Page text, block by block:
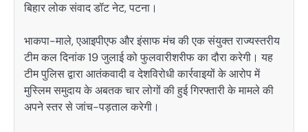
बिहार लोक संवाद डॉट नेट, पटना।
भाकपा-माले, एआइपीएफ और इंसाफ मंच की एक संयुक्त राज्यस्तरीय
टीम कल दिनांक 19 जुलाई को फुलवारीशरीफ का दौरा करेगी। यह
टीम पुलिस द्वारा आतंकवादी व देशविरोधी कार्रवाइयों के आरोप में
मुस्लिम समुदाय के अबतक चार लोगों की हुई गिरफ्तारी के मामले की
अपने स्तर से जांच-पड़ताल करेगी।